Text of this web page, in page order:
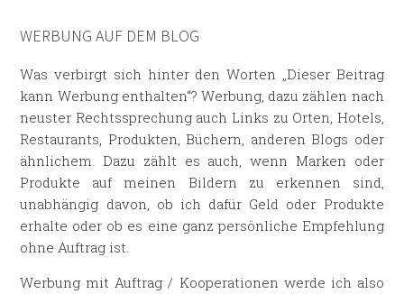
WERBUNG AUF DEM BLOG
Was verbirgt sich hinter den Worten „Dieser Beitrag
kann Werbung enthalten“? Werbung, dazu zählen nach
neuster Rechtssprechung auch Links zu Orten, Hotels,
Restaurants, Produkten, Büchern, anderen Blogs oder
ähnlichem. Dazu zählt es auch, wenn Marken oder
Produkte auf meinen Bildern zu erkennen sind,
unabhängig davon, ob ich dafür Geld oder Produkte
erhalte oder ob es eine ganz persönliche Empfehlung
ohne Auftrag ist.
Werbung mit Auftrag / Kooperationen werde ich also